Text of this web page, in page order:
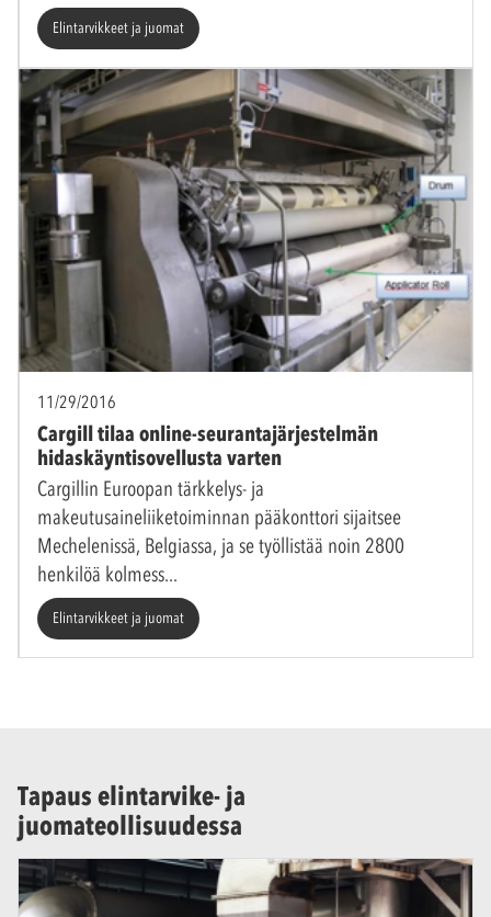
Elintarvikkeet ja juomat
11/29/2016
Cargill tilaa online-seurantajärjestelmän
hidaskäyntisovellusta varten
Cargillin Euroopan tärkkelys- ja
makeutusaineliiketoiminnan pääkonttori sijaitsee
Mechelenissä, Belgiassa, ja se työllistää noin 2800
henkilöä kolmess
Elintarvikkeet ja juomat
Tapaus elintarvike- ja
juomateollisuudessa